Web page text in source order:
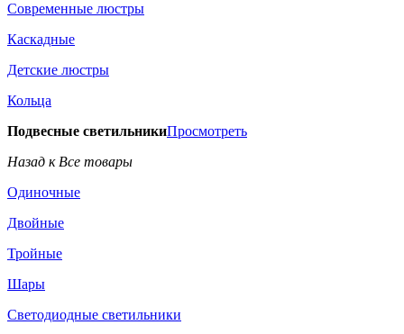
Современные люстры
Каскадные
Детские люстры
Кольца
Подвесные светильникиПросмотреть
Назад к Все товары
Одиночные
Двойные
Тройные
Шары
Светодиодные светильники